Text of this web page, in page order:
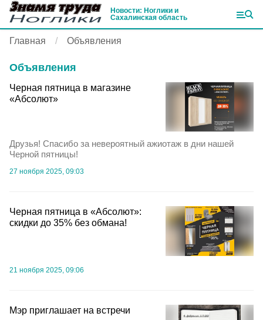
Новости: Ноглики и
Сахалинская область
Главная Объявления
Объявления
Черная пятница в магазине
«Абсолют»
Друзья! Спасибо за невероятный ажиотаж в дни нашей
Черной пятницы!
27 ноября 2025, 09:03
Черная пятница в «Абсолют»:
скидки до 35% без обмана!
21 ноября 2025, 09:06
Мэр приглашает на встречи